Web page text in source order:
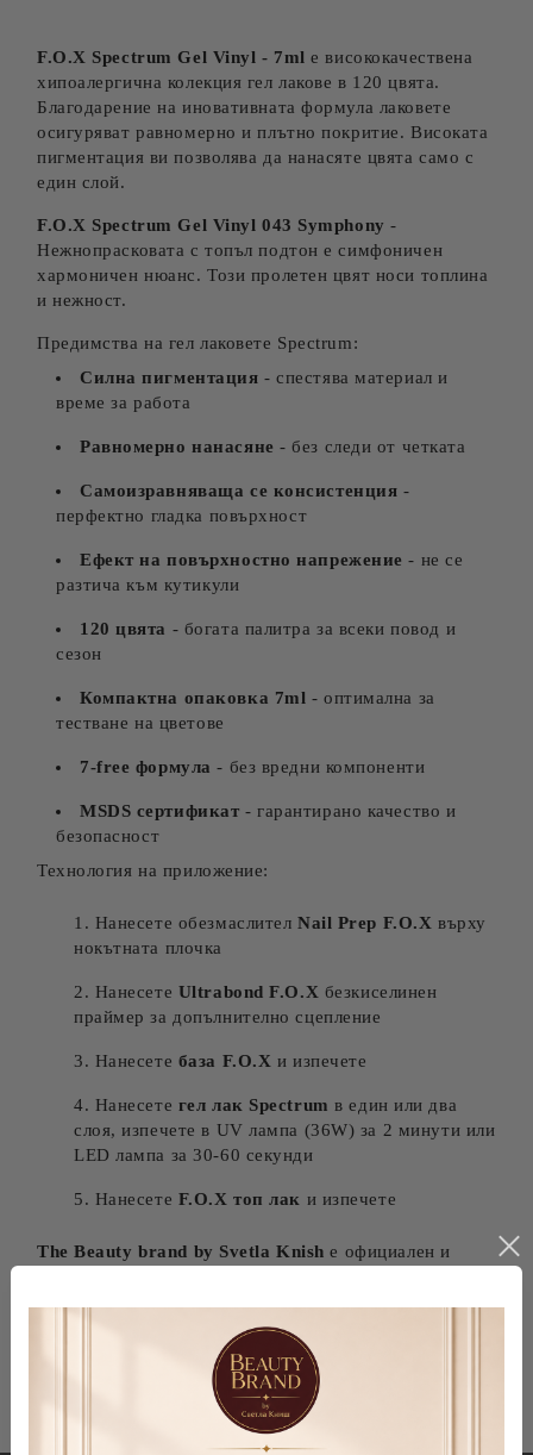
F.O.X Spectrum Gel Vinyl - 7ml е висококачествена
хипоалергична колекция гел лакове в 120 цвята.
Благодарение на иновативната формула лаковете
осигуряват равномерно и плътно покритие. Високата
пигментация ви позволява да нанасяте цвята само с
един слой.
F.O.X Spectrum Gel Vinyl 043 Symphony -
Нежнопрасковата с топъл подтон е симфоничен
хармоничен нюанс. Този пролетен цвят носи топлина
и нежност.
Предимства на гел лаковете Spectrum:
Силна пигментация - спестява материал и
време за работа
Равномерно нанасяне - без следи от четката
Самоизравняваща се консистенция -
перфектно гладка повърхност
Ефект на повърхностно напрежение - не се
разтича към кутикули
120 цвята - богата палитра за всеки повод и
сезон
Компактна опаковка 7ml - оптимална за
тестване на цветове
7-free формула - без вредни компоненти
MSDS сертификат - гарантирано качество и
безопасност
Технология на приложение:
Нанесете обезмаслителNail Prep F.O.X върху
нокътната плочка
Нанесете Ultrabond F.O.X безкиселинен
праймер за допълнително сцепление
Нанесете база F.O.X и изпечете
Нанесете гел лак Spectrum в един или два
слоя, изпечете в UV лампа (36W) за 2 минути или
LED лампа за 30-60 секунди
Нанесете F.O.X топ лак и изпечете
The Beauty brand by Svetla Knish е официален и
сертификати и бърза доставка в цяла България.